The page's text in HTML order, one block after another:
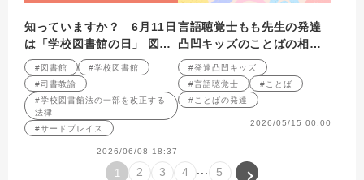
知っていますか？ 6月11日
は「学校図書館の日」 図書
館は自分の“好き”が見つか
る宝箱
#図書館
#学校図書館
#司書教諭
#学校図書館法の一部を改正する
法律
#サードプレイス
2026/06/08 18:37
言語聴覚士もも先生の発達
凸凹キッズのことばの相談
室 第13回
#発達凸凹キッズ
#言語聴覚士
#ことば
#ことばの発達
2026/05/15 00:00
1 2 3 4 5